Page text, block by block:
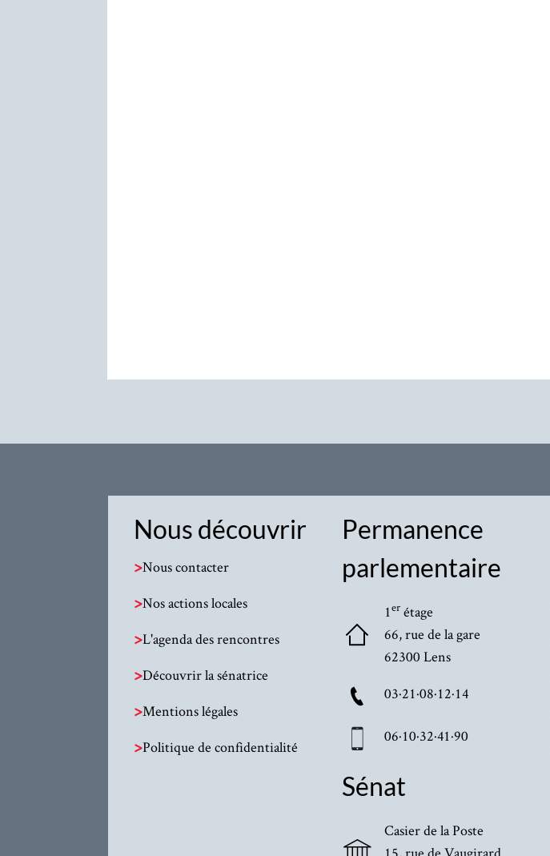
Nous découvrir
>Nous contacter
>Nos actions locales
>L'agenda des rencontres
>Découvrir la sénatrice
>Mentions légales
>Politique de confidentialité
Permanence
parlementaire
1er étage
66, rue de la gare
62300 Lens
03·21·08·12·14
06·10·32·41·90
Sénat
Casier de la Poste